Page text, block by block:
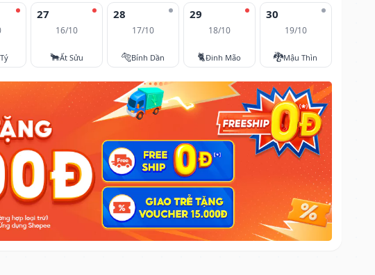
27
16/10
🐂Ất Sửu
28
17/10
🐅Bính Dần
29
18/10
🐈Đinh Mão
30
19/10
🐉Mậu Thìn